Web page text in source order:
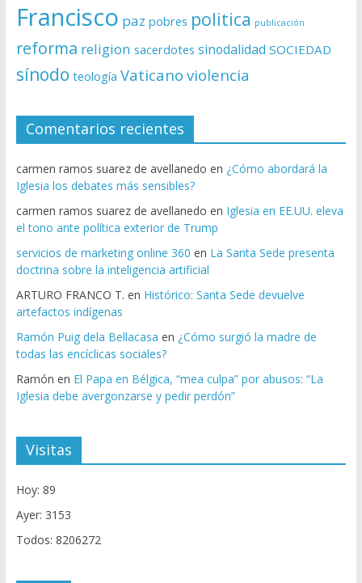
Francisco paz pobres politica publicación
reforma religion sacerdotes sinodalidad SOCIEDAD
sínodo teología Vaticano violencia
Comentarios recientes
carmen ramos suarez de avellanedo en ¿Cómo abordará la
Iglesia los debates más sensibles?
carmen ramos suarez de avellanedo en Iglesia en EE.UU. eleva
el tono ante política exterior de Trump
servicios de marketing online 360 en La Santa Sede presenta
doctrina sobre la inteligencia artificial
ARTURO FRANCO T. en Histórico: Santa Sede devuelve
artefactos indígenas
Ramón Puig dela Bellacasa en ¿Cómo surgió la madre de
todas las encíclicas sociales?
Ramón en El Papa en Bélgica, “mea culpa” por abusos: “La
Iglesia debe avergonzarse y pedir perdón”
Visitas
Hoy: 89
Ayer: 3153
Todos: 8206272